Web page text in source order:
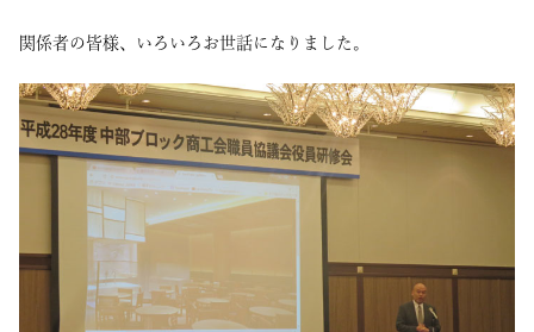
関係者の皆様、いろいろお世話になりました。